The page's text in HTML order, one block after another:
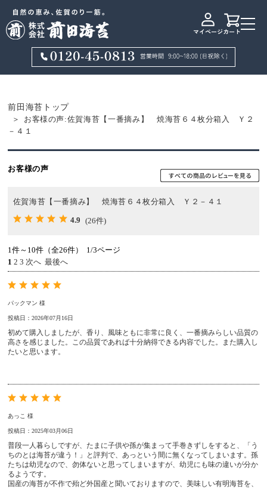
マイページカート
前田海苔トップ
お客様の声:佐賀海苔【一番摘み】 焼海苔６４枚分箱入 Ｙ２
－４１
お客様の声
佐賀海苔【一番摘み】 焼海苔６４枚分箱入 Ｙ２－４１
4.9 (26件)
1件～10件（全26件） 1/3ページ
1 2 3 次へ 最後へ
パックマン 様
投稿日：2026年07月16日
初めて購入しましたが、香り、風味ともに非常に良く、一番摘みらしい品質の
高さを感じました。この品質であれば十分納得できる内容でした。また購入し
たいと思います。
あっこ 様
投稿日：2025年03月06日
普段一人暮らしですが、たまに子供や孫が集まって手巻きずしをすると、「う
ちのとは海苔が違う！」と評判で、あっという間に無くなってしまいます。孫
たちは幼児なので、勿体ないと思ってしまいますが、幼児にも味の違いが分か
るようです。
国産の海苔が不作で殆ど外国産と聞いておりますので、美味しい有明海苔を、